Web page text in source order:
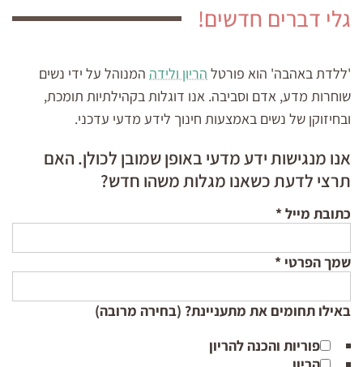
גלי דברים חדשים!
'ללדת באהבה' הוא פורטל הריון ולידה המנוהל על ידי נשים
שוחרות מדע, אדם וסביבה. אנו דוגלות בקהילתיות תומכת,
ובחיזוקן של נשים באמצעות חינוך לידע מדעי עדכני.
אנו מנגישות ידע מדעי באופן שמובן לכולן. האם
תרצי לדעת כשאנו מגלות משהו חדש?
כתובת מייל*
שמך הפרטי *
באילו תחומים את מתעניינת? (בחירה מרובה)
פוריות והכנה להריון